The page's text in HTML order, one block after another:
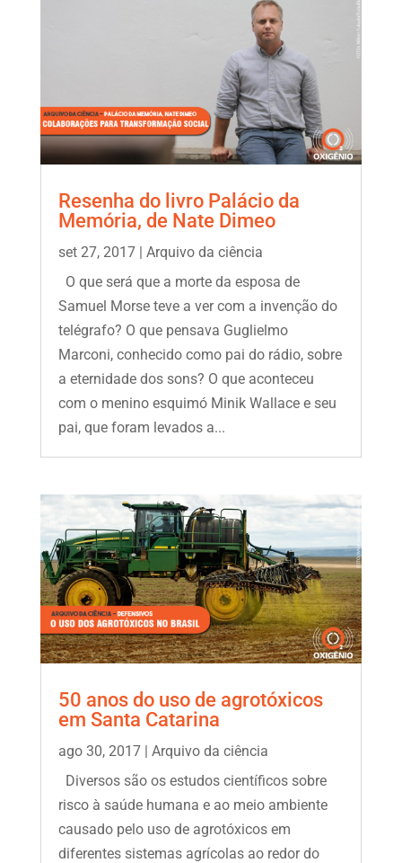
Resenha do livro Palácio da
Memória, de Nate Dimeo
set 27, 2017| Arquivo da ciência
O que será que a morte da esposa de
Samuel Morse teve a ver com a invenção do
telégrafo? O que pensava Guglielmo
Marconi, conhecido como pai do rádio, sobre
a eternidade dos sons? O que aconteceu
com o menino esquimó Minik Wallace e seu
pai, que foram levados a...
50 anos do uso de agrotóxicos
em Santa Catarina
ago 30, 2017| Arquivo da ciência
Diversos são os estudos científicos sobre
risco à saúde humana e ao meio ambiente
causado pelo uso de agrotóxicos em
diferentes sistemas agrícolas ao redor do